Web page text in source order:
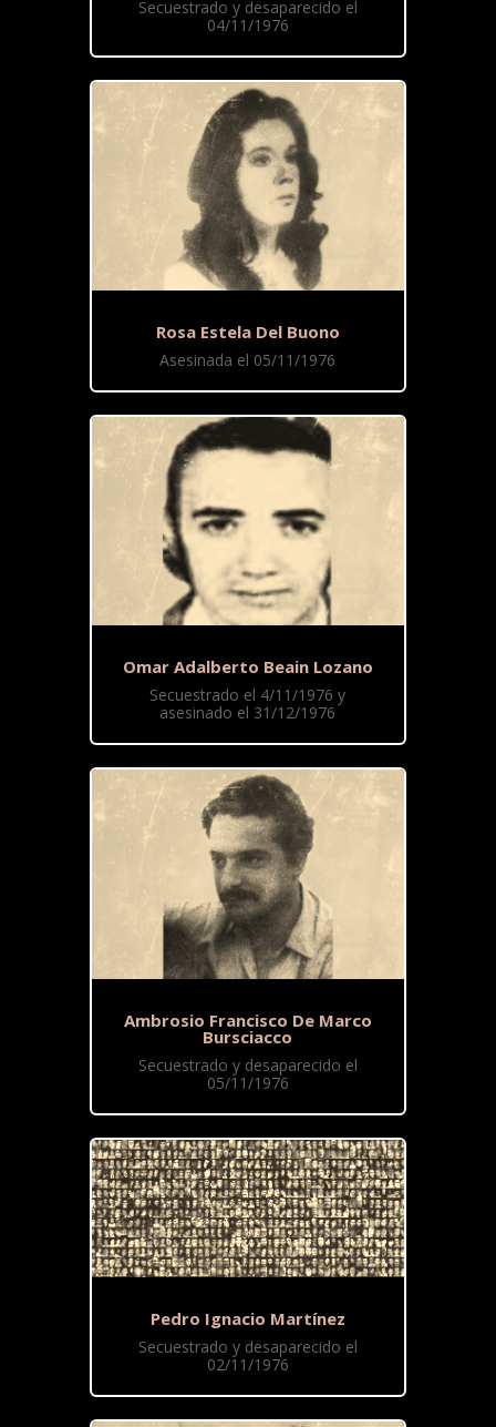
Secuestrado y desaparecido el
04/11/1976
Rosa Estela Del Buono
Asesinada el 05/11/1976
Omar Adalberto Beain Lozano
Secuestrado el 4/11/1976 y
asesinado el 31/12/1976
Ambrosio Francisco De Marco
Bursciacco
Secuestrado y desaparecido el
05/11/1976
Pedro Ignacio Martínez
Secuestrado y desaparecido el
02/11/1976